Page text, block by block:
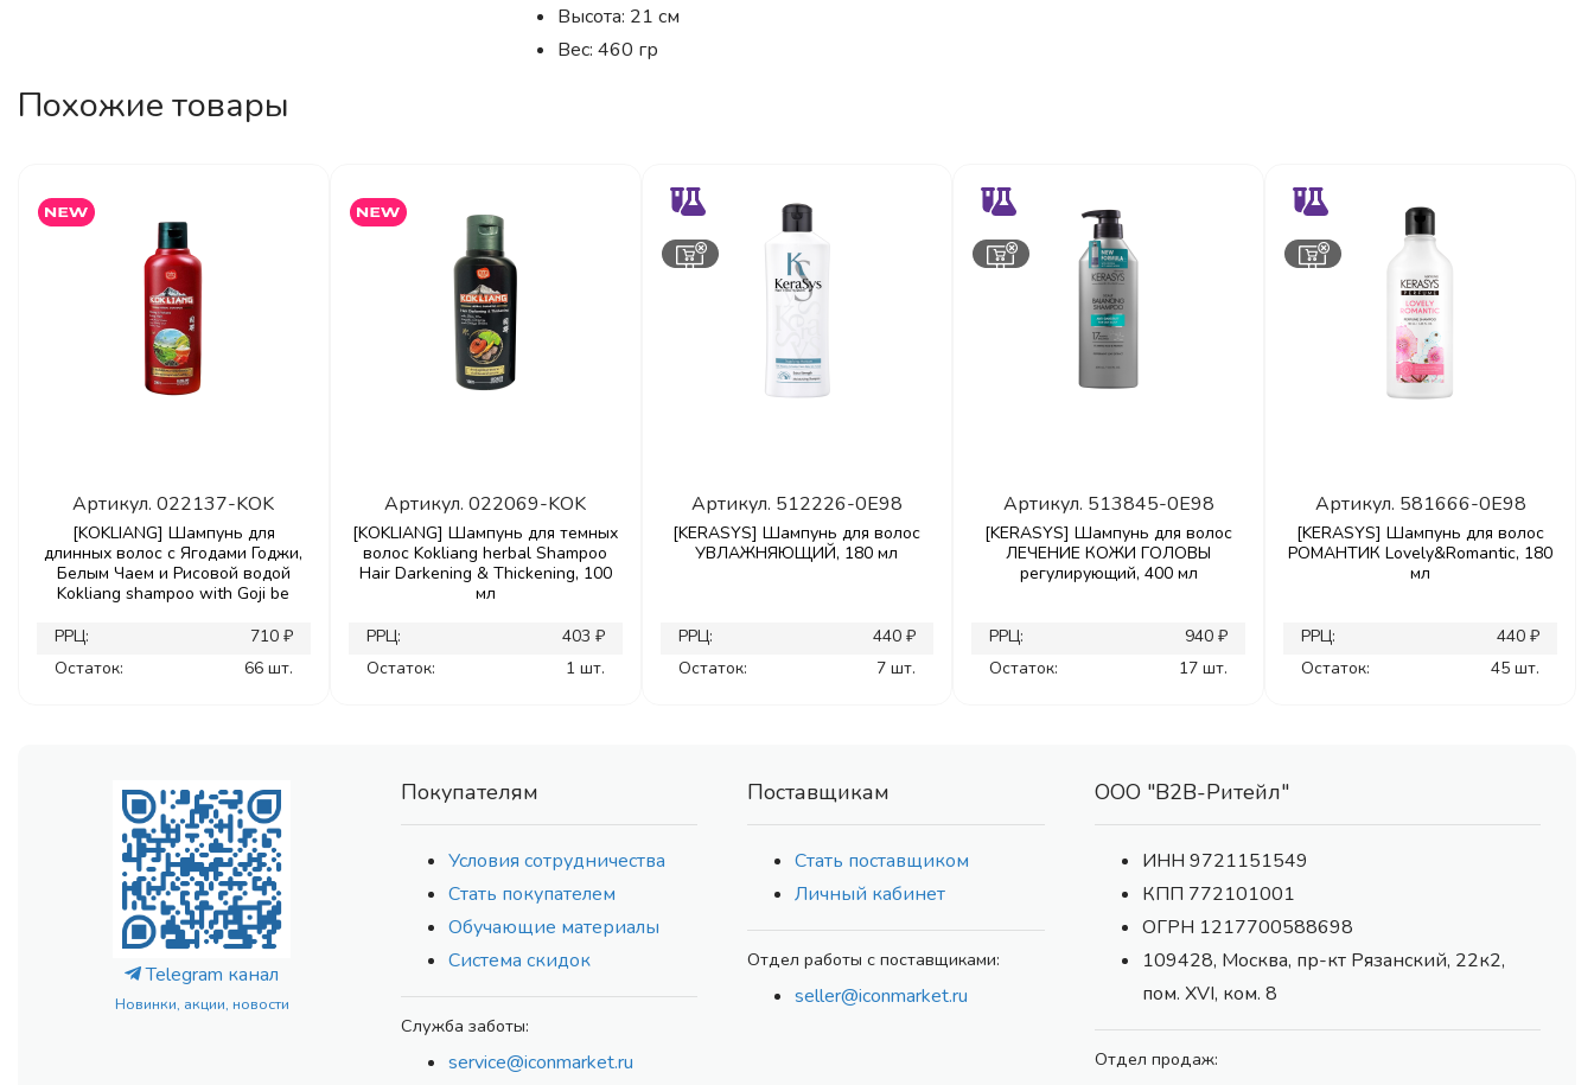
Высота: 21 см
Вес: 460 гр
Похожие товары
Артикул.022137-KOK
[KOKLIANG] Шампунь для
длинных волос с Ягодами Годжи,
Белым Чаем и Рисовой водой
Kokliang shampoo with Goji be
РРЦ:
710 ₽
Остаток:
66 шт.
Артикул.022069-KOK
[KOKLIANG] Шампунь для темных
волос Kokliang herbal Shampoo
Hair Darkening & Thickening, 100
мл
РРЦ:
403 ₽
Остаток:
1 шт.
Артикул. 512226-0E98
[KERASYS] Шампунь для волос
УВЛАЖНЯЮЩИЙ, 180 мл
РРЦ:
440 ₽
Остаток:
7 шт.
Артикул. 513845-0E98
[KERASYS] Шампунь для волос
ЛЕЧЕНИЕ КОЖИ ГОЛОВЫ
регулирующий, 400 мл
РРЦ:
940 ₽
Остаток:
17 шт.
Артикул. 581666-0E98
[KERASYS] Шампунь для волос
РОМАНТИК Lovely&Romantic, 180
мл
РРЦ:
440 ₽
Остаток:
45 шт.
Telegram канал
Новинки, акции, новости
Покупателям
Условия сотрудничества
Стать покупателем
Обучающие материалы
Система скидок
Служба заботы:
service@iconmarket.ru
Поставщикам
Стать поставщиком
Личный кабинет
Отдел работы с поставщиками:
seller@iconmarket.ru
ООО "В2В-Ритейл"
ИНН 9721151549
КПП 772101001
ОГРН 1217700588698
109428, Москва, пр-кт Рязанский, 22к2,
пом. XVI, ком. 8
Отдел продаж: